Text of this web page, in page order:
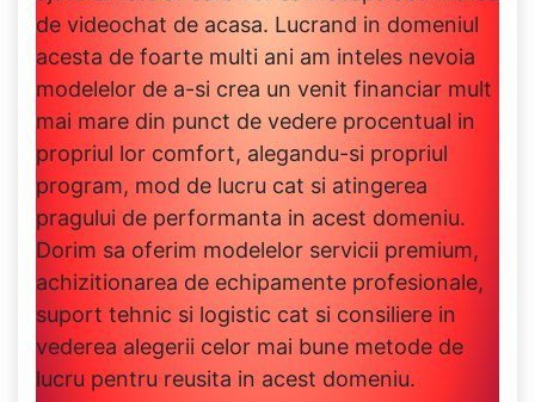
de videochat de acasa. Lucrand in domeniul
acesta de foarte multi ani am inteles nevoia
modelelor de a-si crea un venit financiar mult
mai mare din punct de vedere procentual in
propriul lor comfort, alegandu-si propriul
program, mod de lucru cat si atingerea
pragului de performanta in acest domeniu.
Dorim sa oferim modelelor servicii premium,
achizitionarea de echipamente profesionale,
suport tehnic si logistic cat si consiliere in
vederea alegerii celor mai bune metode de
lucru pentru reusita in acest domeniu.